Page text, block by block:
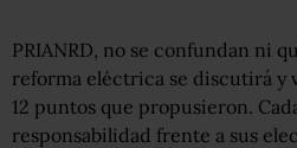
PRIANRD, no se confundan ni
reforma eléctrica se discutirá y
12 puntos que propusieron.
responsabilidad frente a sus